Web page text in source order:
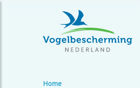
Home